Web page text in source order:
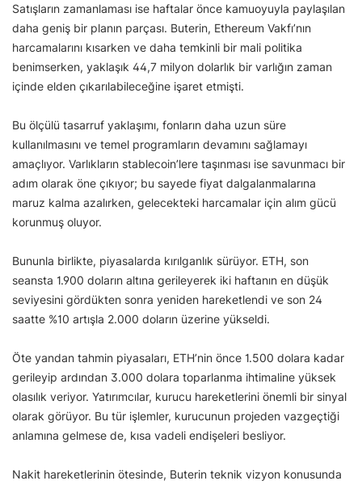
Satışların zamanlaması ise haftalar önce kamuoyuyla paylaşılan
daha geniş bir planın parçası. Buterin, Ethereum Vakfı’nın
harcamalarını kısarken ve daha temkinli bir mali politika
benimserken, yaklaşık 44,7 milyon dolarlık bir varlığın zaman
içinde elden çıkarılabileceğine işaret etmişti.
Bu ölçülü tasarruf yaklaşımı, fonların daha uzun süre
kullanılmasını ve temel programların devamını sağlamayı
amaçlıyor. Varlıkların stablecoin’lere taşınması ise savunmacı bir
adım olarak öne çıkıyor; bu sayede fiyat dalgalanmalarına
maruz kalma azalırken, gelecekteki harcamalar için alım gücü
korunmuş oluyor.
Bununla birlikte, piyasalarda kırılganlık sürüyor. ETH, son
seansta 1.900 doların altına gerileyerek iki haftanın en düşük
seviyesini gördükten sonra yeniden hareketlendi ve son 24
saatte %10 artışla 2.000 doların üzerine yükseldi.
Öte yandan tahmin piyasaları, ETH’nin önce 1.500 dolara kadar
gerileyip ardından 3.000 dolara toparlanma ihtimaline yüksek
olasılık veriyor. Yatırımcılar, kurucu hareketlerini önemli bir sinyal
olarak görüyor. Bu tür işlemler, kurucunun projeden vazgeçtiği
anlamına gelmese de, kısa vadeli endişeleri besliyor.
Nakit hareketlerinin ötesinde, Buterin teknik vizyon konusunda